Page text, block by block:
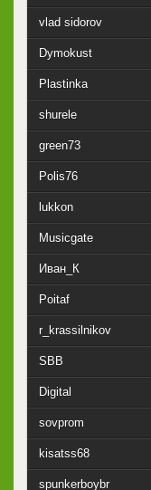
vlad sidorov
Dymokust
Plastinka
shurele
green73
Polis76
lukkon
Musicgate
Иван_К
Poitaf
r_krassilnikov
SBB
Digital
sovprom
kisatss68
spunkerboybr